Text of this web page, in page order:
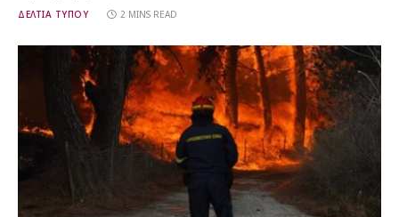
ΔΕΛΤΙΑ ΤΥΠΟΥ 2 MINS READ